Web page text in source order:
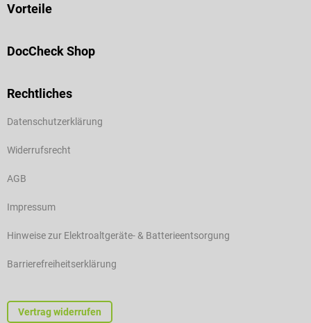
Vorteile
DocCheck Shop
Rechtliches
Datenschutzerklärung
Widerrufsrecht
AGB
Impressum
Hinweise zur Elektroaltgeräte- & Batterieentsorgung
Barrierefreiheitserklärung
Vertrag widerrufen